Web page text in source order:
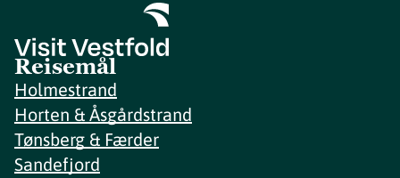
Reisemål
Holmestrand
Horten & Åsgårdstrand
Tønsberg & Færder
Sandefjord